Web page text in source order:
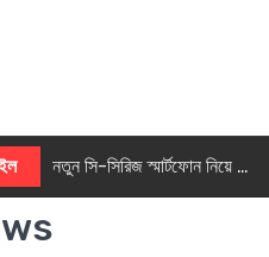
নতুন সি-সিরিজ স্মার্টফোন নিয়ে আসছে রিয়েলমি